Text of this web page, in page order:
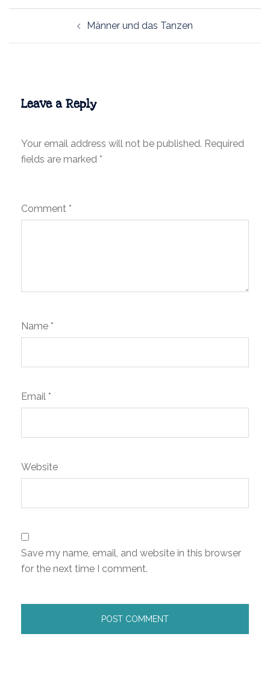
navigation
Männer und das Tanzen
Leave a Reply
Your email address will not be published. Required
fields are marked *
Comment *
Name *
Email *
Website
Save my name, email, and website in this browser
for the next time I comment.